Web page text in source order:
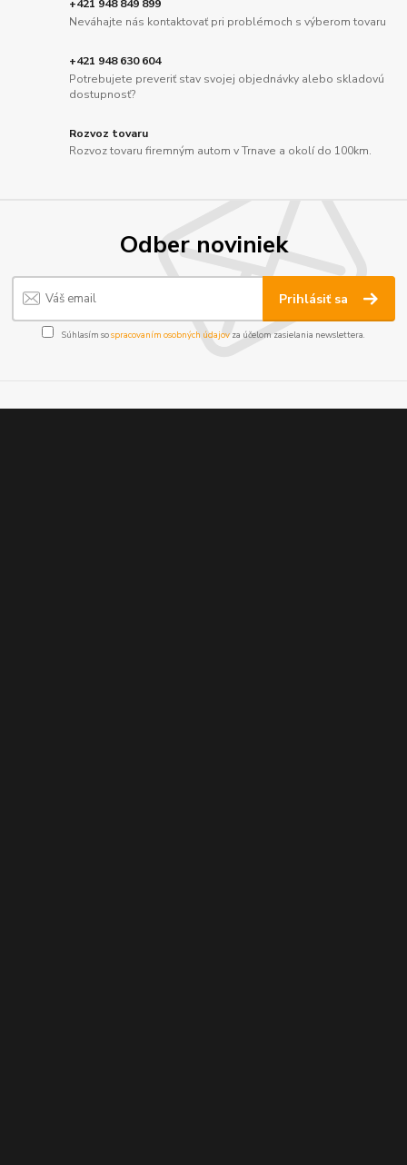
+421 948 849 899
Neváhajte nás kontaktovať pri problémoch s výberom tovaru
+421 948 630 604
Potrebujete preveriť stav svojej objednávky alebo skladovú
dostupnosť?
Rozvoz tovaru
Rozvoz tovaru firemným autom v Trnave a okolí do 100km.
Odber noviniek
Prihlásiť sa
Súhlasím sospracovaním osobných údajov za účelom zasielania newslettera.